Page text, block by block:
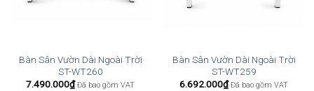
Bàn Sân Vườn Dài Ngoài Trời
ST-WT260
7.490.000₫ Đã bao gồm VAT
Bàn Sân Vườn Dài Ngoài Trời
ST-WT259
6.692.000₫ Đã bao gồm VAT